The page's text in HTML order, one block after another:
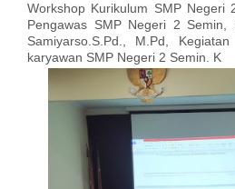
Workshop Kurikulum SMP Negeri
Pengawas SMP Negeri 2
Samiyarso.S.Pd., M.Pd,
karyawan SMP Negeri 2 Semin. K